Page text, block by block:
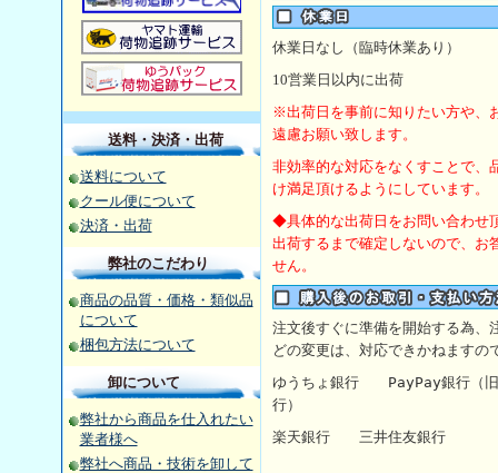
送料・決済・出荷
送料について
クール便について
決済・出荷
弊社のこだわり
商品の品質・価格・類似品
について
梱包方法について
卸について
弊社から商品を仕入れたい
業者様へ
弊社へ商品・技術を卸して
休業日なし（臨時休業あり）
10営業日以内に出荷
※出荷日を事前に知りたい方や、
遠慮お願い致します。
非効率的な対応をなくすことで、
け満足頂けるようにしています。
◆具体的な出荷日をお問い合わせ
出荷するまで確定しないので、お
せん。
注文後すぐに準備を開始する為、
どの変更は、対応できかねますの
ゆうちょ銀行 PayPay銀行（
行）
楽天銀行 三井住友銀行 【